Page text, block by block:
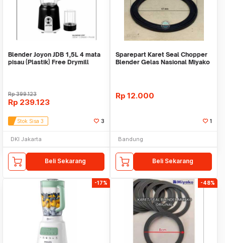
Blender Joyon JDB 1,5L 4 mata
pisau (Plastik) Free Drymill
Rp399.123
Rp 239.123
Stok Sisa 3 3
DKI Jakarta
Beli Sekarang
Sparepart Karet Seal Chopper
Blender Gelas Nasional Miyako
Rp 12.000
1
Bandung
Beli Sekarang
-17% -48%